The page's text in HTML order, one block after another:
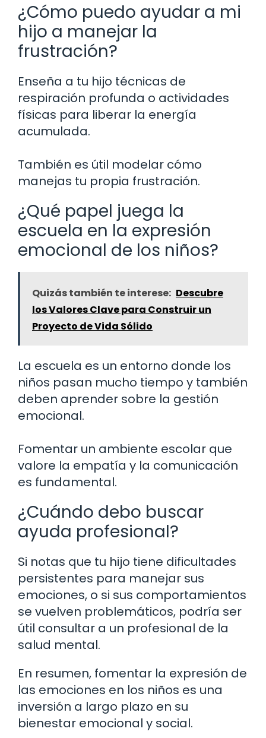
¿Cómo puedo ayudar a mi
hijo a manejar la
frustración?
Enseña a tu hijo técnicas de
respiración profunda o actividades
físicas para liberar la energía
acumulada.
También es útil modelar cómo
manejas tu propia frustración.
¿Qué papel juega la
escuela en la expresión
emocional de los niños?
Quizás también te interese: Descubre
los Valores Clave para Construir un
Proyecto de Vida Sólido
La escuela es un entorno donde los
niños pasan mucho tiempo y también
deben aprender sobre la gestión
emocional.
Fomentar un ambiente escolar que
valore la empatía y la comunicación
es fundamental.
¿Cuándo debo buscar
ayuda profesional?
Si notas que tu hijo tiene dificultades
persistentes para manejar sus
emociones, o si sus comportamientos
se vuelven problemáticos, podría ser
útil consultar a un profesional de la
salud mental.
En resumen, fomentar la expresión de
las emociones en los niños es una
inversión a largo plazo en su
bienestar emocional y social.